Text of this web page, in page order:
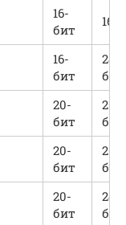
16-
бит
16-
16-
бит
24-
бит
20-
бит
20-
бит
20-
бит
20-
бит
20-
бит
24-
бит